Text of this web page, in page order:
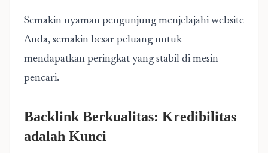
Semakin nyaman pengunjung menjelajahi website
Anda, semakin besar peluang untuk
mendapatkan peringkat yang stabil di mesin
pencari.
Backlink Berkualitas: Kredibilitas
adalah Kunci